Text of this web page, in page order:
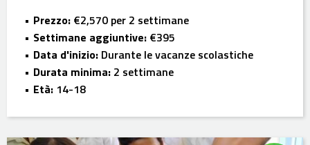
Prezzo: €2,570 per 2 settimane
Settimane aggiuntive: €395
Data d'inizio: Durante le vacanze scolastiche
Durata minima: 2 settimane
Età: 14-18